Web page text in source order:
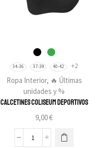
34-36 37-39 40-42 +2
Ropa Interior, 🔥 Últimas
unidades y %
Calcetines Coliseum Deportivos
9,00€